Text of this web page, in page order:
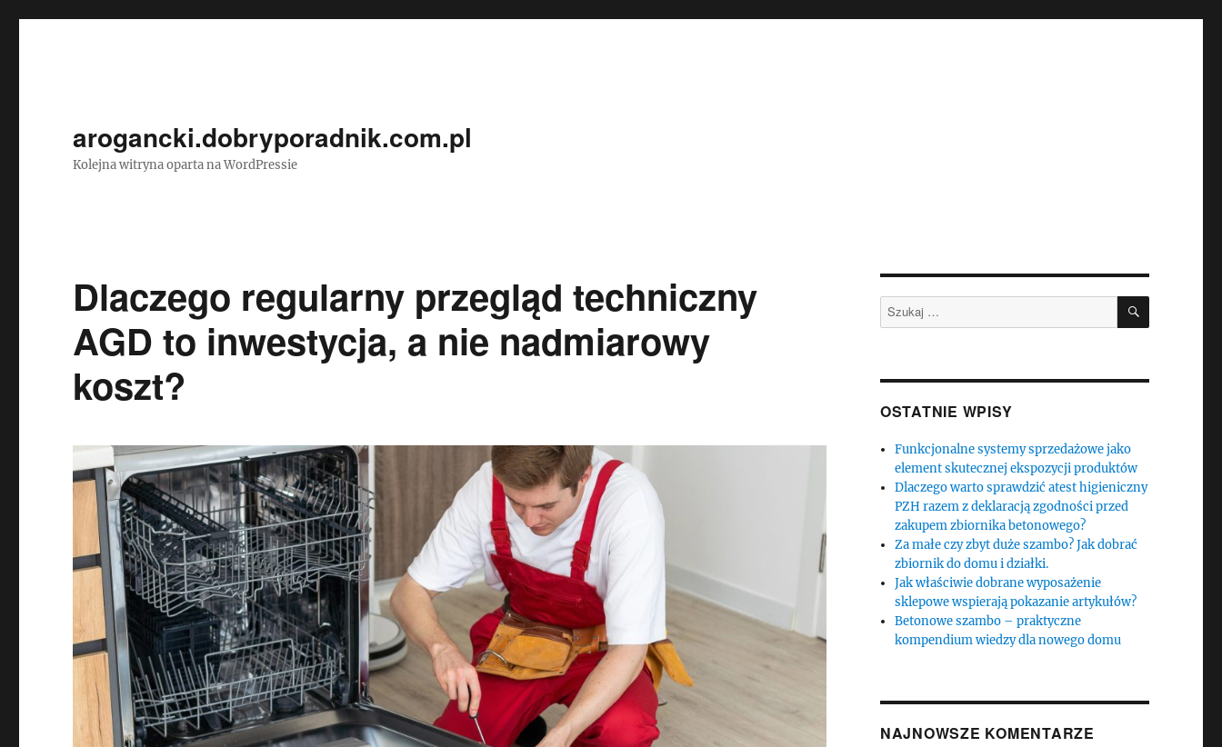
arogancki.dobryporadnik.com.pl
Kolejna witryna oparta na WordPressie
Dlaczego regularny przegląd techniczny
AGD to inwestycja, a nie nadmiarowy
koszt?
Szukaj: SZUKAJ
OSTATNIE WPISY
Funkcjonalne systemy sprzedażowe jako
element skutecznej ekspozycji produktów
Dlaczego warto sprawdzić atest higieniczny
PZH razem z deklaracją zgodności przed
zakupem zbiornika betonowego?
Za małe czy zbyt duże szambo? Jak dobrać
zbiornik do domu i działki.
Jak właściwie dobrane wyposażenie
sklepowe wspierają pokazanie artykułów?
Betonowe szambo – praktyczne
kompendium wiedzy dla nowego domu
NAJNOWSZE KOMENTARZE